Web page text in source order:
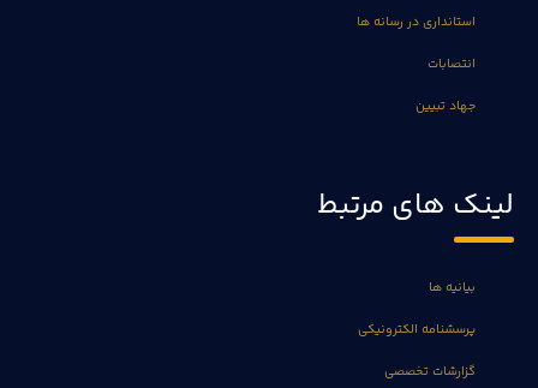
استانداری در رسانه ها
انتصابات
جهاد تبیین
لینک های مرتبط
بیانیه ها
پرسشنامه الکترونیکی
گزارشات تخصصی